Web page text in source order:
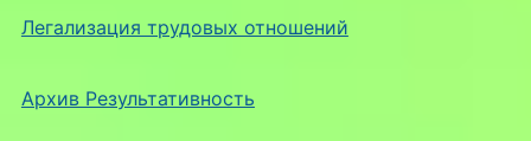
Легализация трудовых отношений
Архив Результативность